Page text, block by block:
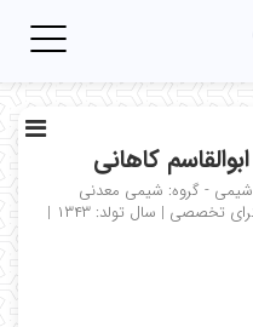
کاهانی
شیمی - گروه: شیمی معدنی
تخصصی | سال تولد: ۱۳۴۳ |